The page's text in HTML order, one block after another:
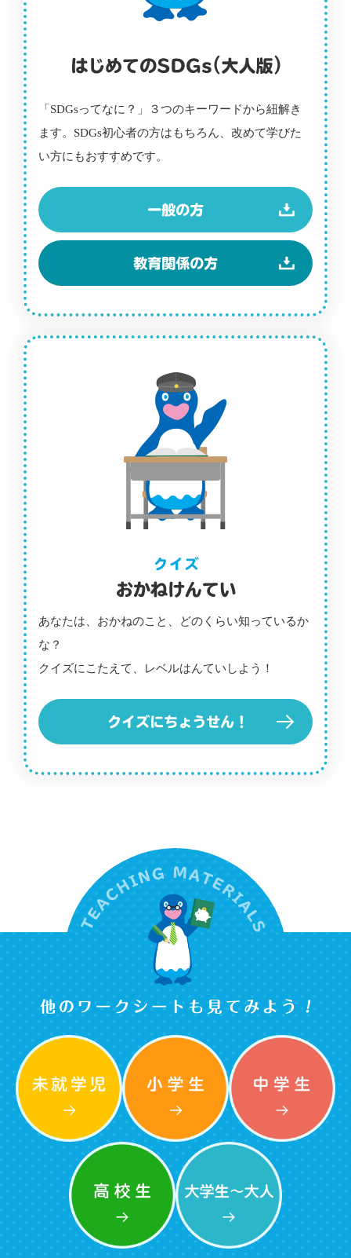
「SDGsってなに？」３つのキーワードから紐解き
ます。SDGs初心者の方はもちろん、改めて学びた
い方にもおすすめです。
あなたは、おかねのこと、どのくらい知っているか
な？
クイズにこたえて、レベルはんていしよう！